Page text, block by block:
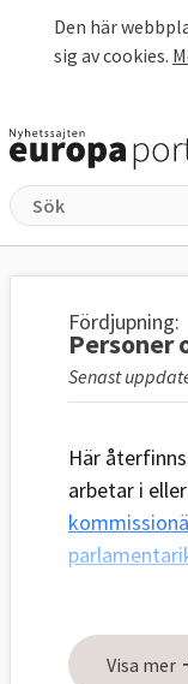
Den här
sig av cookies.
Fördjupning:
Personer
Senast
Här
arbetar i
Visa mer